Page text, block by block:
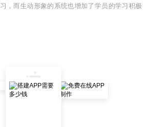
，而生动形象的系统也增加了学员的学习积极